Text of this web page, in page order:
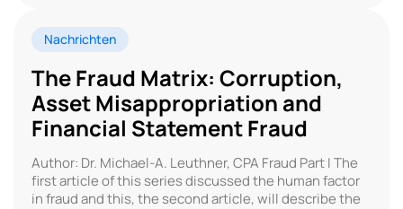
Nachrichten
The Fraud Matrix: Corruption,
Asset Misappropriation and
Financial Statement Fraud
Author: Dr. Michael-A. Leuthner, CPA Fraud Part I The
first article of this series discussed the human factor
in fraud and this, the second article, will describe the